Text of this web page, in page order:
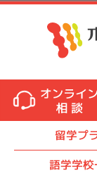
留学プ
語学学校